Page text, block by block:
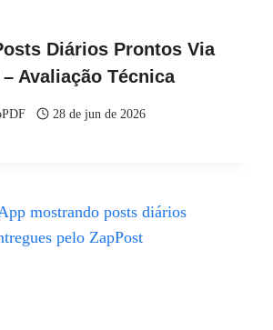
Diários Prontos Via
Avaliação Técnica
28 de jun de 2026